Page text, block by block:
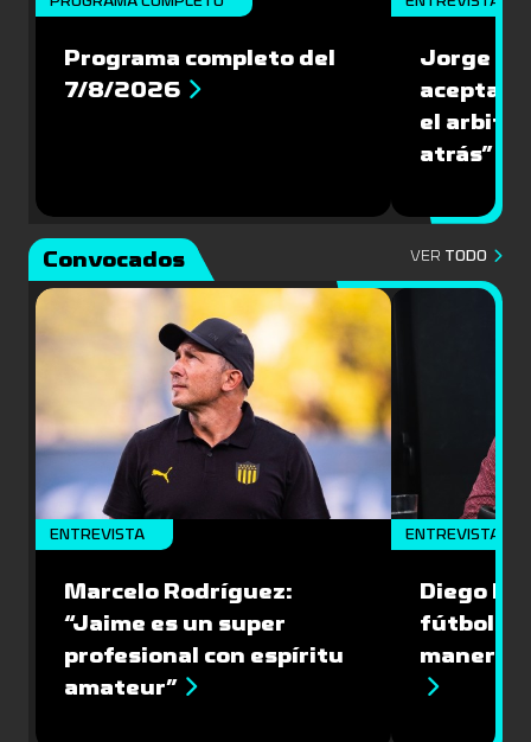
Programa completo del
7/8/2026
Jorge
aceptar
el
atrás”
Convocados VER TODO
ENTREVISTA
Marcelo Rodríguez:
“Jaime es un super
profesional con espíritu
amateur”
ENTREVISTA
Diego
fútbol
manera